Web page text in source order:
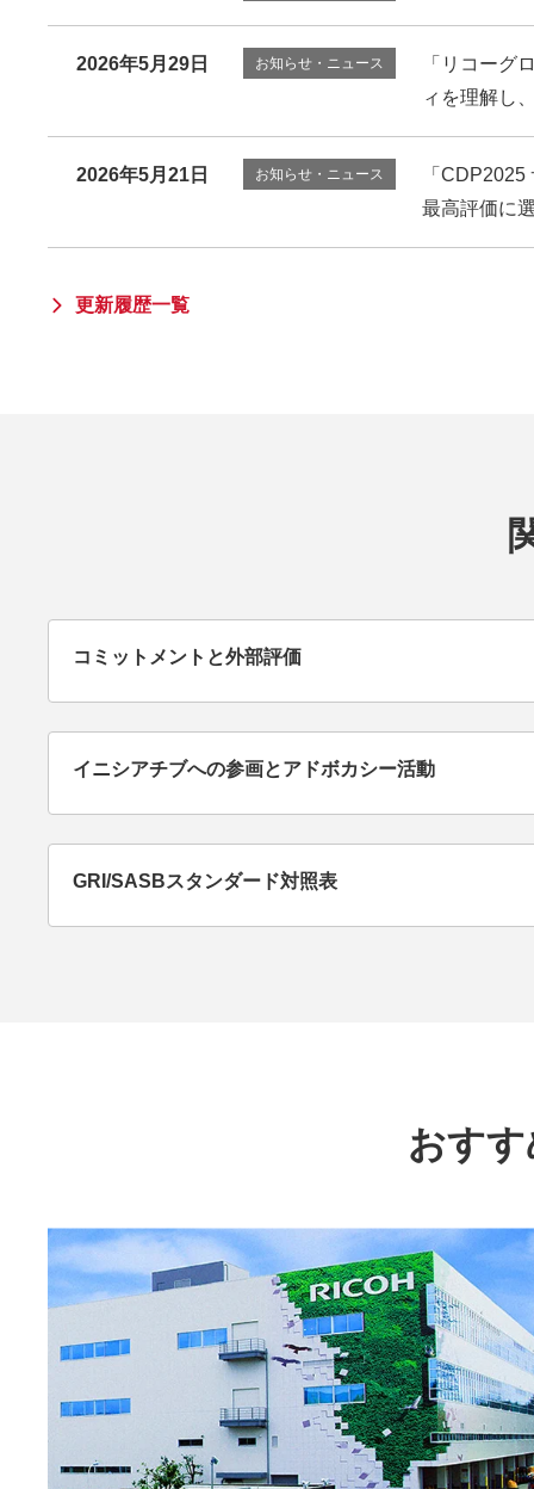
2026年5月29日 お知らせ・ニュース
「リコーグ
ィを理解し
2026年5月21日 お知らせ・ニュース
「
最高評価に
更新履歴一覧
コミットメントと外部評価
イニシアチブへの参画とアドボカシー活動
GRI/SASBスタンダード対照表
おす